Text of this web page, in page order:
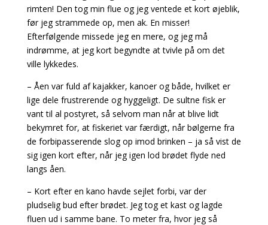
rimten! Den tog min flue og jeg ventede et kort øjeblik,
før jeg strammede op, men ak. En misser!
Efterfølgende missede jeg en mere, og jeg må
indrømme, at jeg kort begyndte at tvivle på om det
ville lykkedes.
– Åen var fuld af kajakker, kanoer og både, hvilket er
lige dele frustrerende og hyggeligt. De sultne fisk er
vant til al postyret, så selvom man når at blive lidt
bekymret for, at fiskeriet var færdigt, når bølgerne fra
de forbipasserende slog op imod brinken – ja så vist de
sig igen kort efter, når jeg igen lod brødet flyde ned
langs åen.
– Kort efter en kano havde sejlet forbi, var der
pludselig bud efter brødet. Jeg tog et kast og lagde
fluen ud i samme bane. To meter fra, hvor jeg så